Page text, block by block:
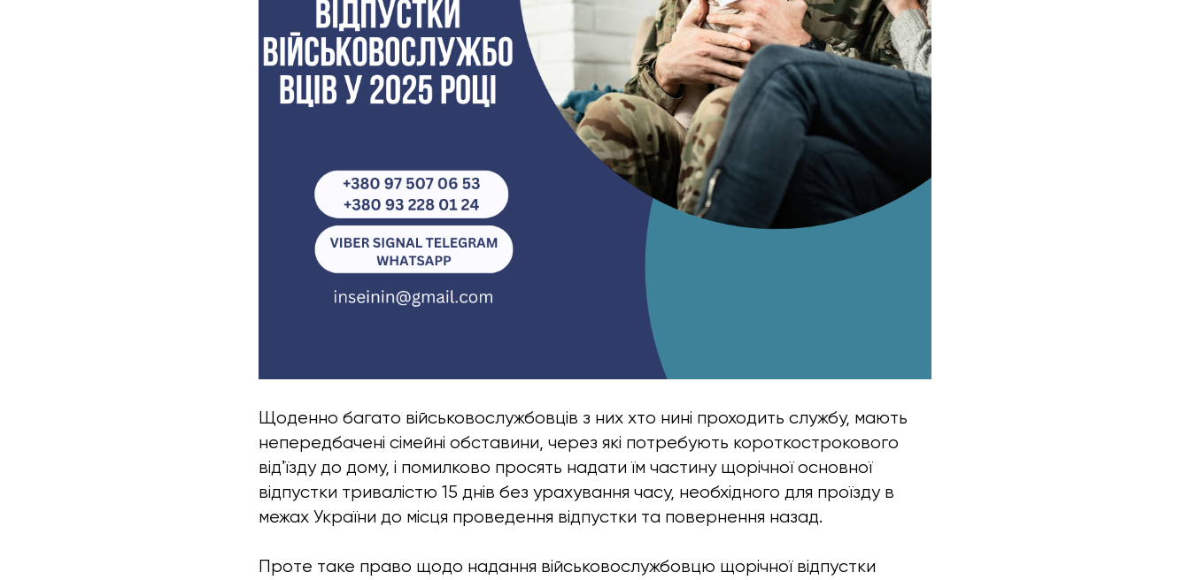
Щоденно багато військовослужбовців з них хто нині проходить службу, мають
непередбачені сімейні обставини, через які потребують короткострокового
відʼїзду до дому, і помилково просять надати їм частину щорічної основної
відпустки тривалістю 15 днів без урахування часу, необхідного для проїзду в
межах України до місця проведення відпустки та повернення назад.
Проте таке право щодо надання військовослужбовцю щорічної відпустки